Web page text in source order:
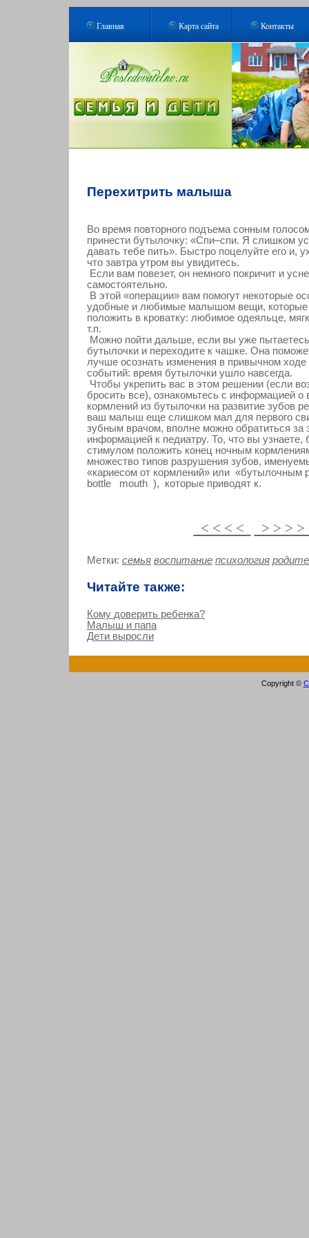
Главная Карта сайта Контакты
Перехитрить малыша
Во время повторного подъема сонным
принести бутылочку: «Спи–спи. Я слишком
давать тебе пить». Быстро поцелуйте его и,
что завтра утром вы увидитесь.
Если вам повезет, он немного покричит и
самостоятельно.
В этой «операции» вам помогут некоторые
удобные и любимые малышом вещи,
положить в кроватку: любимое одеяльце,
т.п.
Можно пойти дальше, если вы уже пытаетесь
бутылочки и переходите к чашке. Она
лучше осознать изменения в привычном
событий: время бутылочки ушло навсегда.
Чтобы укрепить вас в этом решении (если
бросить все), ознакомьтесь с информацией о
кормлений из бутылочки на развитие зубов
ваш малыш еще слишком мал для первого
зубным врачом, вполне можно обратиться за
информацией к педиатру. То, что вы
стимулом положить конец ночным
множество типов разрушения зубов,
«кариесом от кормлений» или
bottle mouth ), которые приводят к.
< < < < > > >
Метки: семья воспитание психология
Читайте также:
Кому доверить ребенка?
Малыш и папа
Дети выросли
Copyright ©